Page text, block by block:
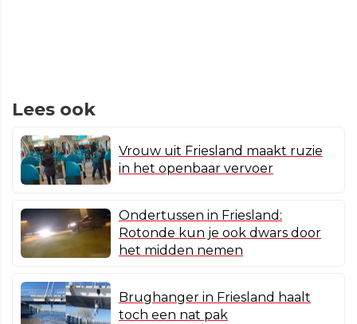
Lees ook
Vrouw uit Friesland maakt ruzie
in het openbaar vervoer
Ondertussen in Friesland:
Rotonde kun je ook dwars door
het midden nemen
Brughanger in Friesland haalt
toch een nat pak